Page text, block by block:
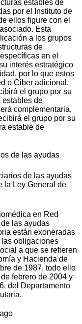
estables de
por el Instituto de
ellos figure con el
Esta
a los grupos
de
en el
interés estratégico
por lo que estos
o Ciber adicional.
el grupo por su
estables de
complementaria,
el grupo por su
estable de
de las ayudas
de las ayudas
la Ley General de
en Red
las ayudas
están exoneradas
obligaciones
a que se refieren
y Hacienda de
de 1987, todo ello
febrero de 2004 y
del Departamento